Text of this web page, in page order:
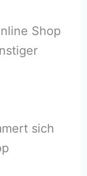
Shop
sich